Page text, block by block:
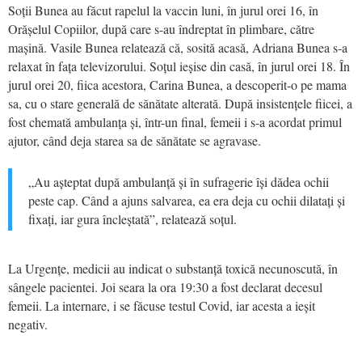
Soții Bunea au făcut rapelul la vaccin luni, în jurul orei 16, în
Orășelul Copiilor, după care s-au îndreptat în plimbare, către
mașină. Vasile Bunea relatează că, sosită acasă, Adriana Bunea s-a
relaxat în fața televizorului. Soțul ieșise din casă, în jurul orei 18. În
jurul orei 20, fiica acestora, Carina Bunea, a descoperit-o pe mama
sa, cu o stare generală de sănătate alterată. După insistențele fiicei, a
fost chemată ambulanța și, într-un final, femeii i s-a acordat primul
ajutor, când deja starea sa de sănătate se agravase.
„Au așteptat după ambulanță și în sufragerie își dădea ochii
peste cap. Când a ajuns salvarea, ea era deja cu ochii dilatați și
fixați, iar gura încleștată”, relatează soțul.
La Urgențe, medicii au indicat o substanță toxică necunoscută, în
sângele pacientei. Joi seara la ora 19:30 a fost declarat decesul
femeii. La internare, i se făcuse testul Covid, iar acesta a ieșit
negativ.